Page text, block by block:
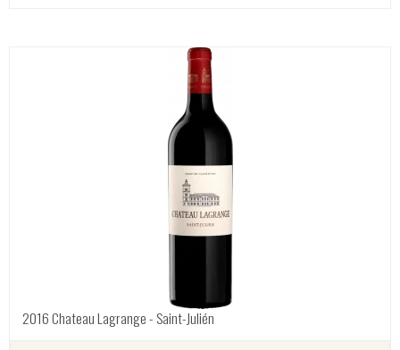
2016 Chateau Lagrange - Saint-Julién